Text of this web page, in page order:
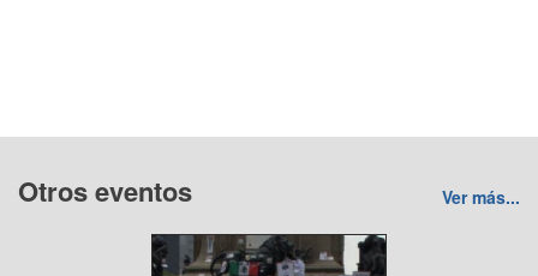
Otros eventos Ver más...